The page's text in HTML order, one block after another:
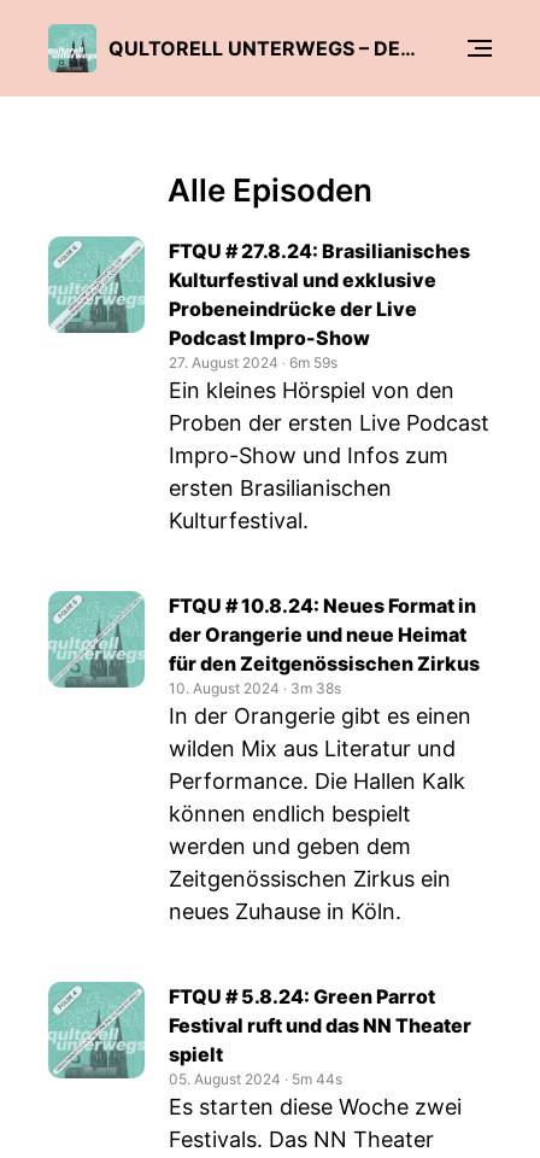
QULTORELL UNTERWEGS – DER KULTUR- UND BEGEGNUNGSPODCAST
Alle Episoden
FTQU # 27.8.24: Brasilianisches
Kulturfestival und exklusive
Probeneindrücke der Live
Podcast Impro-Show
27. August 2024 ‧ 6m 59s
Ein kleines Hörspiel von den
Proben der ersten Live Podcast
Impro-Show und Infos zum
ersten Brasilianischen
Kulturfestival.
FTQU # 10.8.24: Neues Format in
der Orangerie und neue Heimat
für den Zeitgenössischen Zirkus
10. August 2024 ‧ 3m 38s
In der Orangerie gibt es einen
wilden Mix aus Literatur und
Performance. Die Hallen Kalk
können endlich bespielt
werden und geben dem
Zeitgenössischen Zirkus ein
neues Zuhause in Köln.
FTQU # 5.8.24: Green Parrot
Festival ruft und das NN Theater
spielt
05. August 2024 ‧ 5m 44s
Es starten diese Woche zwei
Festivals. Das NN Theater